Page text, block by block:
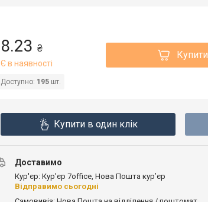
8.23 ₴
Є в наявності
Доступно: 195 шт.
Купити
Купити в один клік
Доставимо
Кур'єр: Кур'єр 7office, Нова Пошта кур’єр
Відправимо сьогодні